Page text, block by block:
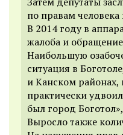
по правам
В 2014 году в
жалоба и
Наибольшую
ситуация в
и Канском
практически
был город
Выросло также